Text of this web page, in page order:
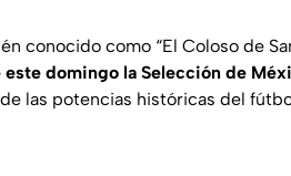
conocido como “El Coloso de
domingo la Selección de
las potencias históricas del